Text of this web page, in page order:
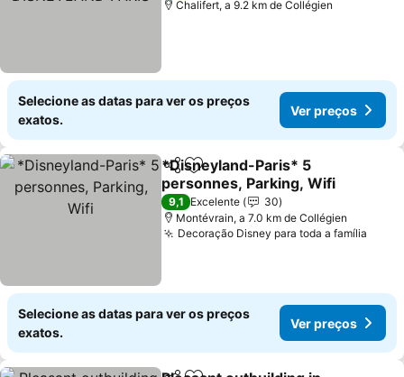
Chalifert, a 9.2 km de Collégien
Selecione as datas para ver os preços
exatos.
Ver preços
PartilharAdicionar aos favoritos
*Disneyland-Paris* 5
personnes, Parking, Wifi
9,1 Excelente
30
Montévrain, a 7.0 km de Collégien
Decoração Disney para toda a família
Selecione as datas para ver os preços
exatos.
Ver preços